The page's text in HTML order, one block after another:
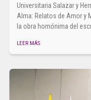
Universitaria Salazar y
Alma: Relatos de Amor y
la obra homónima del
LEER MÁS